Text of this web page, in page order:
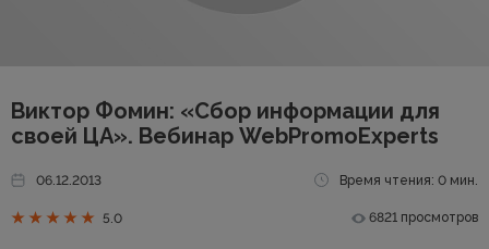
Виктор Фомин: «Сбор информации для
своей ЦА». Вебинар WebPromoExperts
06.12.2013 Время чтения: 0 мин.
5.0 6821 просмотров